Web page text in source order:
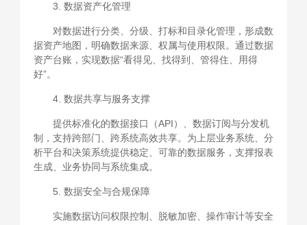
3. 数据资产化管理
对数据进行分类、分级、打标和目录化管理，形成数
据资产地图，明确数据来源、权属与使用权限。通过数据
资产台账，实现数据“看得见、找得到、管得住、用得
好”。
4. 数据共享与服务支撑
提供标准化的数据接口（API）、数据订阅与分发机
制，支持跨部门、跨系统高效共享。为上层业务系统、分
析平台和决策系统提供稳定、可靠的数据服务，支撑报表
生成、业务协同与系统集成。
5. 数据安全与合规保障
实施数据访问权限控制、脱敏加密、操作审计等安全